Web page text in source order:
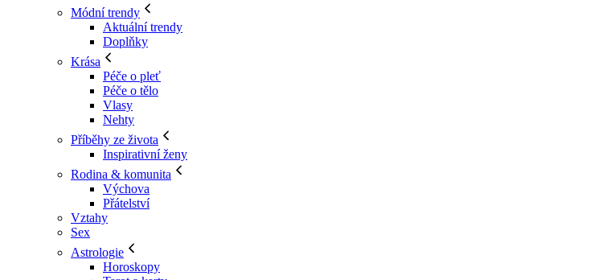
Módní trendy
Aktuální trendy
Doplňky
Krása
Péče o pleť
Péče o tělo
Vlasy
Nehty
Příběhy ze života
Inspirativní ženy
Rodina & komunita
Výchova
Přátelství
Vztahy
Sex
Astrologie
Horoskopy